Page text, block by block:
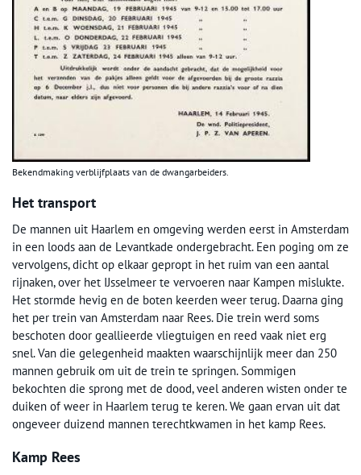
Bekendmaking verblijfplaats van de dwangarbeiders.
Het transport
De mannen uit Haarlem en omgeving werden eerst in Amsterdam
in een loods aan de Levantkade ondergebracht. Een poging om ze
vervolgens, dicht op elkaar gepropt in het ruim van een aantal
rijnaken, over het IJsselmeer te vervoeren naar Kampen mislukte.
Het stormde hevig en de boten keerden weer terug. Daarna ging
het per trein van Amsterdam naar Rees. Die trein werd soms
beschoten door geallieerde vliegtuigen en reed vaak niet erg
snel. Van die gelegenheid maakten waarschijnlijk meer dan 250
mannen gebruik om uit de trein te springen. Sommigen
bekochten die sprong met de dood, veel anderen wisten onder te
duiken of weer in Haarlem terug te keren. We gaan ervan uit dat
ongeveer duizend mannen terechtkwamen in het kamp Rees.
Kamp Rees